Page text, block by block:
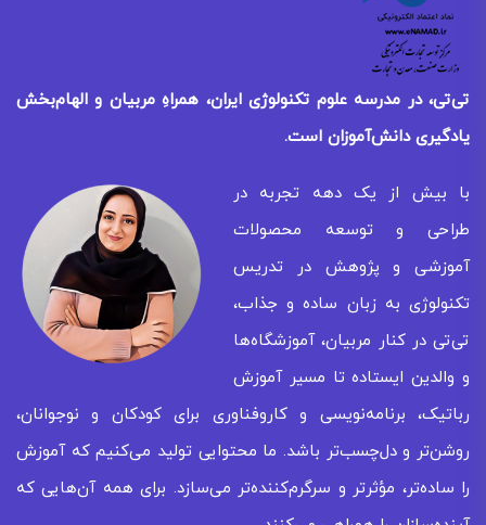
تی‌تی، در مدرسه علوم تکنولوژی ایران، همراهِ مربیان و الهام‌بخش
یادگیریدانش‌آموزان است.
با بیش از یک دهه تجربه در
طراحی و توسعه محصولات
آموزشی و پژوهش در تدریس
تکنولوژی به زبان ساده و جذاب،
تی‌تی در کنار مربیان، آموزشگاه‌ها
و والدین ایستاده تا مسیر آموزش
رباتیک، برنامه‌نویسی و کاروفناوری برای کودکان و نوجوانان،
روشن‌تر و دل‌چسب‌تر باشد. ما محتوایی تولید می‌کنیم که آموزش
را ساده‌تر، مؤثرتر و سرگرم‌کننده‌تر می‌سازد. برای همه‌ آن‌هایی که